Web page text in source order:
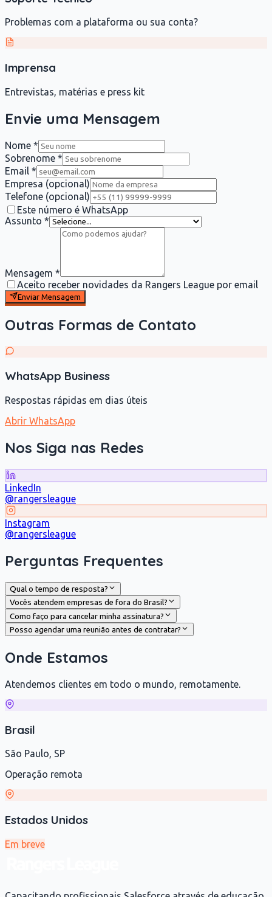
Problemas com a plataforma ou sua conta?
Imprensa
Entrevistas, matérias e press kit
Envie uma Mensagem
Nome *
Sobrenome *
Email *
Empresa (opcional)
Telefone (opcional)
Este número é WhatsApp
Assunto *
Mensagem *
Aceito receber novidades da Rangers League por email
Enviar Mensagem
Outras Formas de Contato
WhatsApp Business
Respostas rápidas em dias úteis
Abrir WhatsApp
Nos Siga nas Redes
LinkedIn
@rangersleague
Instagram
@rangersleague
Perguntas Frequentes
Qual o tempo de resposta?
Vocês atendem empresas de fora do Brasil?
Como faço para cancelar minha assinatura?
Posso agendar uma reunião antes de contratar?
Onde Estamos
Atendemos clientes em todo o mundo, remotamente.
Brasil
São Paulo, SP
Operação remota
Estados Unidos
Em breve